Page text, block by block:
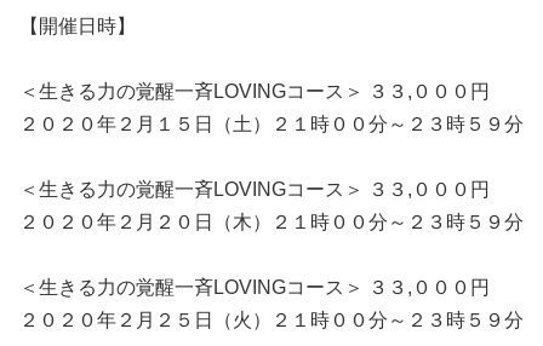
【開催日時】
＜生きる力の覚醒一斉LOVINGコース＞ ３３,０００円
２０２０年２月１５日（土）２１時００分～２３時５９分
＜生きる力の覚醒一斉LOVINGコース＞ ３３,０００円
２０２０年２月２０日（木）２１時００分～２３時５９分
＜生きる力の覚醒一斉LOVINGコース＞ ３３,０００円
２０２０年２月２５日（火）２１時００分～２３時５９分